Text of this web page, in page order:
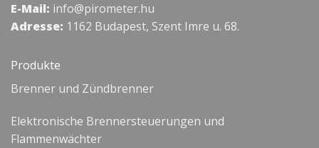
E-Mail: info@pirometer.hu
Adresse: 1162 Budapest, Szent Imre u. 68.
Produkte
Brenner und Zündbrenner
Elektronische Brennersteuerungen und
Flammenwächter